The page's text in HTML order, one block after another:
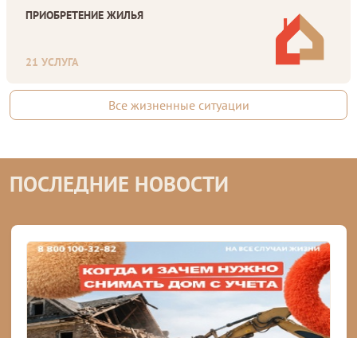
ПРИОБРЕТЕНИЕ ЖИЛЬЯ
21 УСЛУГА
Все жизненные ситуации
ПОCЛЕДНИЕ НОВОСТИ